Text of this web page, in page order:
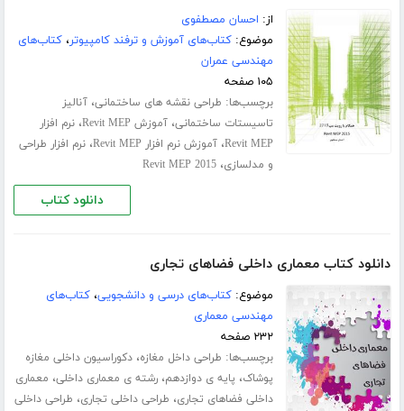
از: احسان مصطفوی
موضوع:کتاب‌های آموزش و ترفند کامپیوتر،کتاب‌های
مهندسی عمران
۱۰۵ صفحه
برچسب‌ها: طراحی نقشه های ساختمانی،آنالیز
تاسیستات ساختمانی،آموزش Revit MEP ،نرم افزار
Revit MEP،آموزش نرم افزار Revit MEP ،نرم افزار طراحی
و مدلسازی،Revit MEP 2015
دانلود کتاب
دانلود کتاب معماری داخلی فضاهای تجاری
موضوع:کتاب‌های درسی و دانشجویی،کتاب‌های
مهندسی معماری
۲۳۲ صفحه
برچسب‌ها: طراحی داخل مغازه،دکوراسیون داخلی مغازه
پوشاک، پایه ی دوازدهم،رشته ی معماری داخلی، معماری
داخلی فضاهای تجاری، طراحی داخلی تجاری، طراحی داخلی